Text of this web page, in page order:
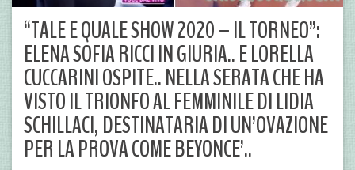
“TALE E QUALE SHOW 2020 – IL TORNEO”:
ELENA SOFIA RICCI IN GIURIA.. E LORELLA
CUCCARINI OSPITE.. NELLA SERATA CHE HA
VISTO IL TRIONFO AL FEMMINILE DI LIDIA
SCHILLACI, DESTINATARIA DI UN’OVAZIONE
PER LA PROVA COME BEYONCE’..